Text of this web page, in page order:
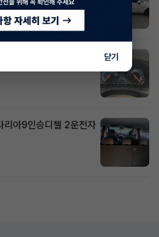
니다 지원금 협의연락
아9인승디젤 2운전자
닫기